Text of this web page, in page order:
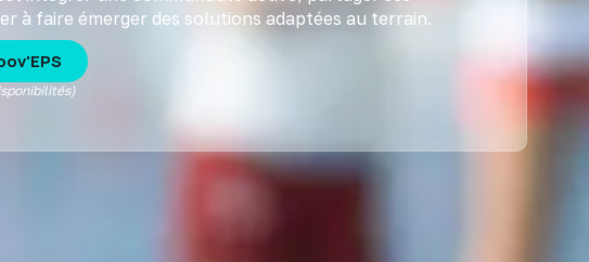
à faire émerger des solutions adaptées au terrain.